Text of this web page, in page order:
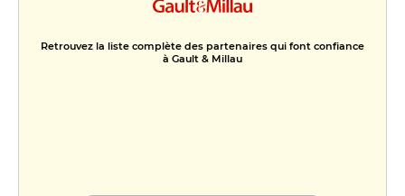
Retrouvez la liste complète des partenaires qui font confiance
à Gault & Millau